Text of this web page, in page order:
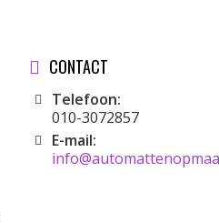
CONTACT
Telefoon:
010-3072857
E-mail: